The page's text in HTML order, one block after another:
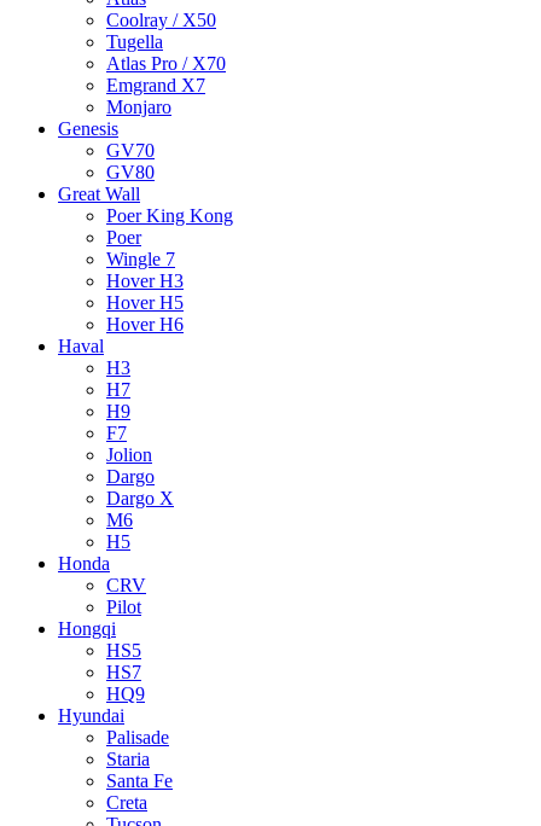
Coolray / X50
Tugella
Atlas Pro / X70
Emgrand X7
Monjaro
Genesis
GV70
GV80
Great Wall
Poer King Kong
Poer
Wingle 7
Hover H3
Hover H5
Hover H6
Haval
H3
H7
H9
F7
Jolion
Dargo
Dargo X
M6
H5
Honda
CRV
Pilot
Hongqi
HS5
HS7
HQ9
Hyundai
Palisade
Staria
Santa Fe
Creta